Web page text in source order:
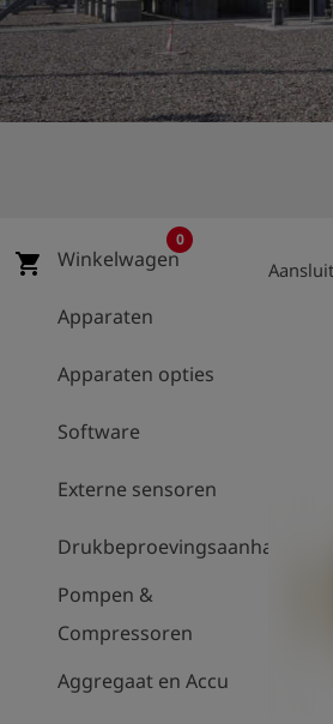
shieldRegistratie
shopping_cart Winkelwagen
0
Apparaten
Apparaten opties
Software
Externe sensoren
Drukbeproevingsaanhanger
Pompen &
Compressoren
Aggregaat en Accu